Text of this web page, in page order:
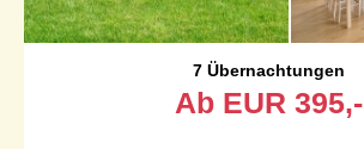
7 Übernachtungen
Ab EUR 395,-